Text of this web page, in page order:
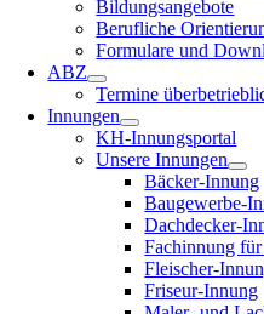
Bildungsangebote
Berufliche
Formulare und
ABZ
Termine
Innungen
KH-Innungsportal
Unsere Innungen
Bäcker-Innung
Baugewerbe-
Dachdecker-
Fachinnung
Fleischer-
Friseur-Innung